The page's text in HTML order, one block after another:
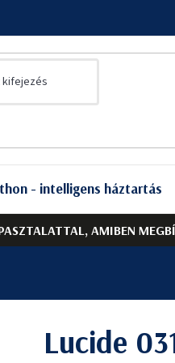
AMIBEN
- intelligens háztartás
Lucide